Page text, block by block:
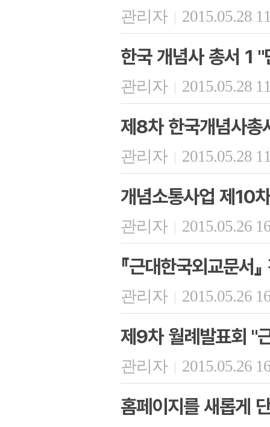
관리자 | 2015.05.28
한국 개념사 총서 1
관리자 | 2015.05.28
제8차 한국개념사총
관리자 | 2015.05.28
개념소통사업 제10
관리자 | 2015.05.26
『근대한국외교문서
관리자 | 2015.05.26
제9차 월례발표회 "
관리자 | 2015.05.26
홈페이지를 새롭게